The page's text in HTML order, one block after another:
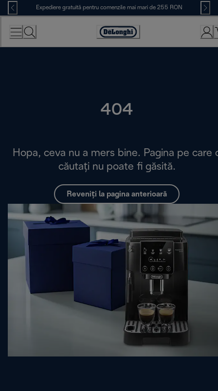
Skip
to
Content
Expediere gratuită pentru comenzile mai mari de 255 RON
Accessibility
Statement
404
Hopa, ceva nu a mers bine. Pagina pe care
căutați nu poate fi găsită.
Reveniți la pagina anterioară